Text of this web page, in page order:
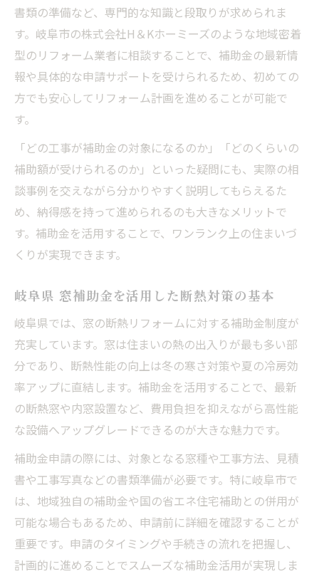
紹介
バリアフリー改修も叶う最新のエコリフォーム
事情
岐阜市 バリア フリー 補助が叶える安心生活
岐阜県岐阜市で補助金を使ったバリアフリ
省エネとバリアフリー両立のリフォーム最
新事情
二重窓補助金 岐阜県とバリアフリーの相乗
効果
岐阜県 窓補助金で快適な住まいづくりを実
現
補助制度と申請ポイントを押さえたリフォーム
成功術
岐阜県岐阜市で補助金を使ったリフォーム
の申請手順
岐阜市 省エネ 補助金申請のミスを防ぐコツ
宅配ボックス 補助金 岐阜の活用法も要チェ
ック
方法
岐阜県 窓補助金でリフォーム費用を賢く抑
える
今注目の耐震補助金と省エネ改修の相乗効果と
は
書類の準備など、専門的な知識と段取りが求められま
す。岐阜市の株式会社H＆Kホーミーズのような地域密着
型のリフォーム業者に相談することで、補助金の最新情
報や具体的な申請サポートを受けられるため、初めての
方でも安心してリフォーム計画を進めることが可能で
す。
「どの工事が補助金の対象になるのか」「どのくらいの
補助額が受けられるのか」といった疑問にも、実際の相
談事例を交えながら分かりやすく説明してもらえるた
め、納得感を持って進められるのも大きなメリットで
す。補助金を活用することで、ワンランク上の住まいづ
くりが実現できます。
岐阜県 窓補助金を活用した断熱対策の基本
岐阜県では、窓の断熱リフォームに対する補助金制度が
充実しています。窓は住まいの熱の出入りが最も多い部
分であり、断熱性能の向上は冬の寒さ対策や夏の冷房効
率アップに直結します。補助金を活用することで、最新
の断熱窓や内窓設置など、費用負担を抑えながら高性能
な設備へアップグレードできるのが大きな魅力です。
補助金申請の際には、対象となる窓種や工事方法、見積
書や工事写真などの書類準備が必要です。特に岐阜市で
は、地域独自の補助金や国の省エネ住宅補助との併用が
可能な場合もあるため、申請前に詳細を確認することが
重要です。申請のタイミングや手続きの流れを把握し、
計画的に進めることでスムーズな補助金活用が実現しま